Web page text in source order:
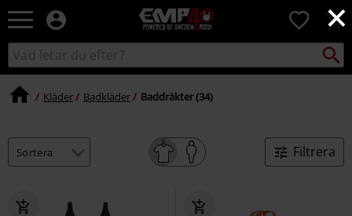
×
EMP
-
Musik,
TV
&
Alternativt
Mode
0
Sök
i
Sök
Kläder Badkläder Baddräkter (34)
Filtrera